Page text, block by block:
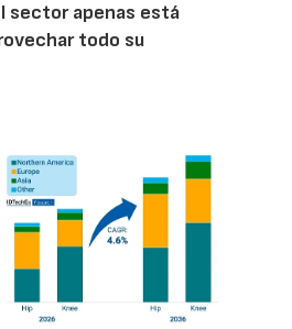
sector apenas está
todo su